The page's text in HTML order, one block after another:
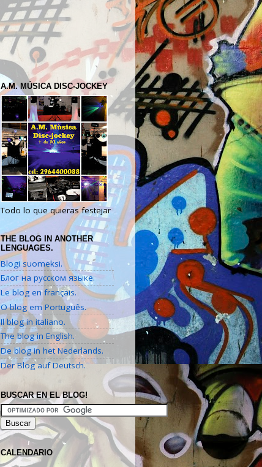
A.M. MÚSICA DISC-JOCKEY
Todo lo que quieras festejar
THE BLOG IN ANOTHER
LENGUAGES.
Blogi suomeksi.
Блог на русском языке.
Le blog en français.
O blog em Português.
Il blog in italiano.
The blog in English.
De blog in het Nederlands.
Der Blog auf Deutsch.
BUSCAR EN EL BLOG!
CALENDARIO